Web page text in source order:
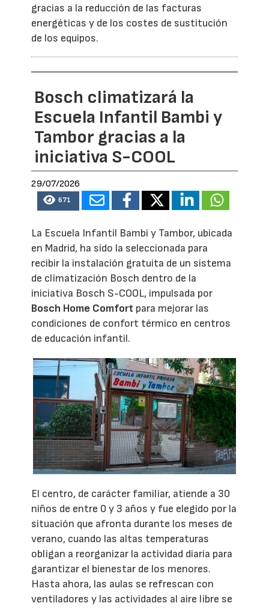
gracias a la reducción de las facturas
energéticas y de los costes de sustitución
de los equipos.
Bosch climatizará la
Escuela Infantil Bambi y
Tambor gracias a la
iniciativa S-COOL
29/07/2026
671
La Escuela Infantil Bambi y Tambor, ubicada
en Madrid, ha sido la seleccionada para
recibir la instalación gratuita de un sistema
de climatización Bosch dentro de la
iniciativa Bosch S-COOL, impulsada por
Bosch Home Comfort para mejorar las
condiciones de confort térmico en centros
de educación infantil.
El centro, de carácter familiar, atiende a 30
niños de entre 0 y 3 años y fue elegido por la
situación que afronta durante los meses de
verano, cuando las altas temperaturas
obligan a reorganizar la actividad diaria para
garantizar el bienestar de los menores.
Hasta ahora, las aulas se refrescan con
ventiladores y las actividades al aire libre se